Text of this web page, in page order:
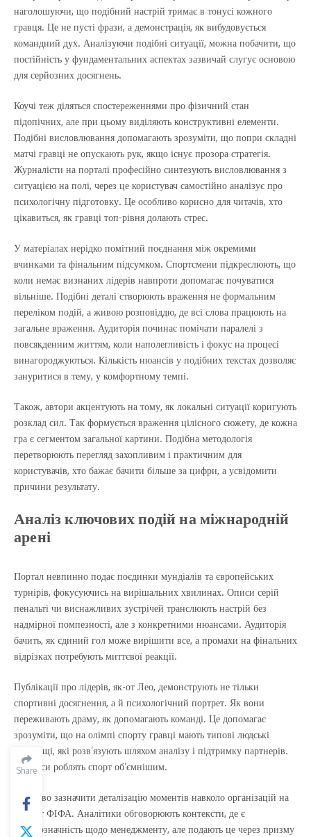
Share
наголошуючи, що подібний настрій тримає в тонусі кожного
гравця. Це не пусті фрази, а демонстрація, як вибудовується
командний дух. Аналізуючи подібні ситуації, можна побачити, що
постійність у фундаментальних аспектах зазвичай слугує основою
для серйозних досягнень.
Коучі теж діляться спостереженнями про фізичний стан
підопічних, але при цьому виділяють конструктивні елементи.
Подібні висловлювання допомагають зрозуміти, що попри складні
матчі гравці не опускають рук, якщо існує прозора стратегія.
Журналісти на порталі професійно синтезують висловлювання з
ситуацією на полі, через це користувач самостійно аналізує про
психологічну підготовку. Це особливо корисно для читачів, хто
цікавиться, як гравці топ-рівня долають стрес.
У матеріалах нерідко помітний поєднання між окремими
вчинками та фінальним підсумком. Спортсмени підкреслюють, що
коли немає визнаних лідерів навпроти допомагає почуватися
вільніше. Подібні деталі створюють враження не формальним
переліком подій, а живою розповіддю, де всі слова працюють на
загальне враження. Аудиторія починає помічати паралелі з
повсякденним життям, коли наполегливість і фокус на процесі
винагороджуються. Кількість нюансів у подібних текстах дозволяє
зануритися в тему, у комфортному темпі.
Також, автори акцентують на тому, як локальні ситуації коригують
розклад сил. Так формується враження цілісного сюжету, де кожна
гра є сегментом загальної картини. Подібна методологія
перетворюють перегляд захопливим і практичним для
користувачів, хто бажає бачити більше за цифри, а усвідомити
причини результату.
Аналіз ключових подій на міжнародній
арені
Портал невпинно подає поєдинки мундіалів та європейських
турнірів, фокусуючись на вирішальних хвилинах. Описи серій
пенальті чи виснажливих зустрічей транслюють настрій без
надмірної помпезності, але з конкретними нюансами. Аудиторія
бачить, як єдиний гол може вирішити все, а промахи на фінальних
відрізках потребують миттєвої реакції.
Публікації про лідерів, як-от Лео, демонструють не тільки
спортивні досягнення, а й психологічний портрет. Як вони
переживають драму, як допомагають команді. Це допомагає
зрозуміти, що на олімпі спорту гравці мають типові людські
труднощі, які розв’язують шляхом аналізу і підтримку партнерів.
Ці кейси роблять спорт об’ємнішим.
Важливо зазначити деталізацію моментів навколо організацій на
кшталт ФІФА. Аналітики обговорюють контексти, де є
неоднозначність щодо менеджменту, але подають це через призму